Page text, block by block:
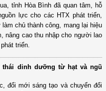
tỉnh Hòa Bình đã quan tâm, hỗ
lực cho các HTX phát triển,
chủ thành công, mang lại hiệu
nâng cao thu nhập cho người lao
triển.
thái dinh dưỡng từ hạt và ngũ
đổi mới sáng tạo và chuyển đổi